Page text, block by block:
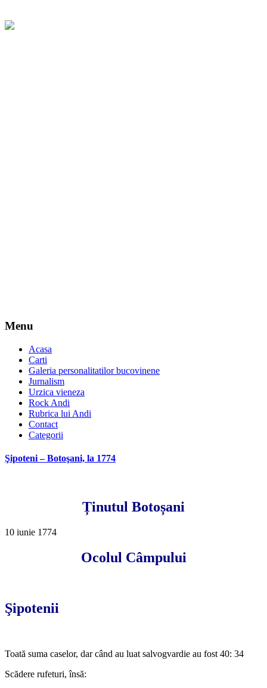
Menu
Acasa
Carti
Galeria personalitatilor bucovinene
Jurnalism
Urzica vieneza
Rock Andi
Rubrica lui Andi
Contact
Categorii
Şipoteni – Botoşani, la 1774
Ținutul Botoșani
10 iunie 1774
Ocolul Câmpului
Şipotenii
Toată suma caselor, dar când au luat salvogvardie au fost 40: 34
Scădere rufeturi, însă: